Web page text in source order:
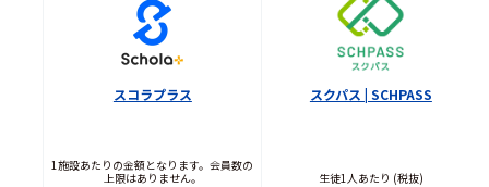
スコラプラス
1施設あたりの金額となります。会員数の
上限はありません。
スクパス | SCHPASS
生徒1人あたり (税抜)